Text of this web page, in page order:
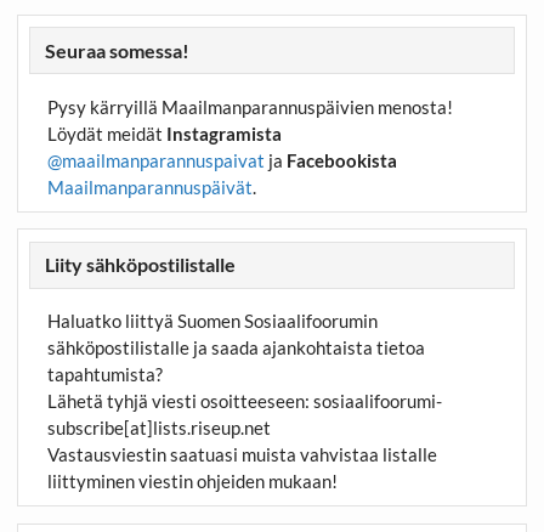
Seuraa somessa!
Pysy kärryillä Maailmanparannuspäivien menosta!
Löydät meidät Instagramista
@maailmanparannuspaivat ja Facebookista
Maailmanparannuspäivät.
Liity sähköpostilistalle
Haluatko liittyä Suomen Sosiaalifoorumin
sähköpostilistalle ja saada ajankohtaista tietoa
tapahtumista?
Lähetä tyhjä viesti osoitteeseen: sosiaalifoorumi-
subscribe[at]lists.riseup.net
Vastausviestin saatuasi muista vahvistaa listalle
liittyminen viestin ohjeiden mukaan!